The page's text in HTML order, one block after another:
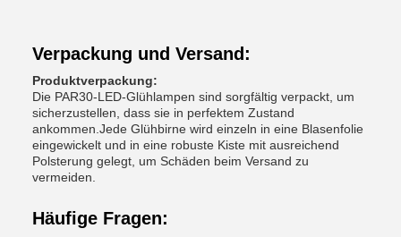
Verpackung und Versand:
Produktverpackung:
Die PAR30-LED-Glühlampen sind sorgfältig verpackt, um
sicherzustellen, dass sie in perfektem Zustand
ankommen.Jede Glühbirne wird einzeln in eine Blasenfolie
eingewickelt und in eine robuste Kiste mit ausreichend
Polsterung gelegt, um Schäden beim Versand zu
vermeiden.
Häufige Fragen: